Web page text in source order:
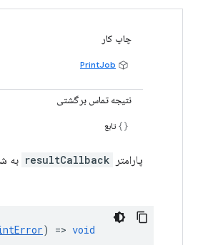
چاپ کار
PrintJob
نتیجه تماس برگشتی
تابع
پارامتر resultCallback به
) => void